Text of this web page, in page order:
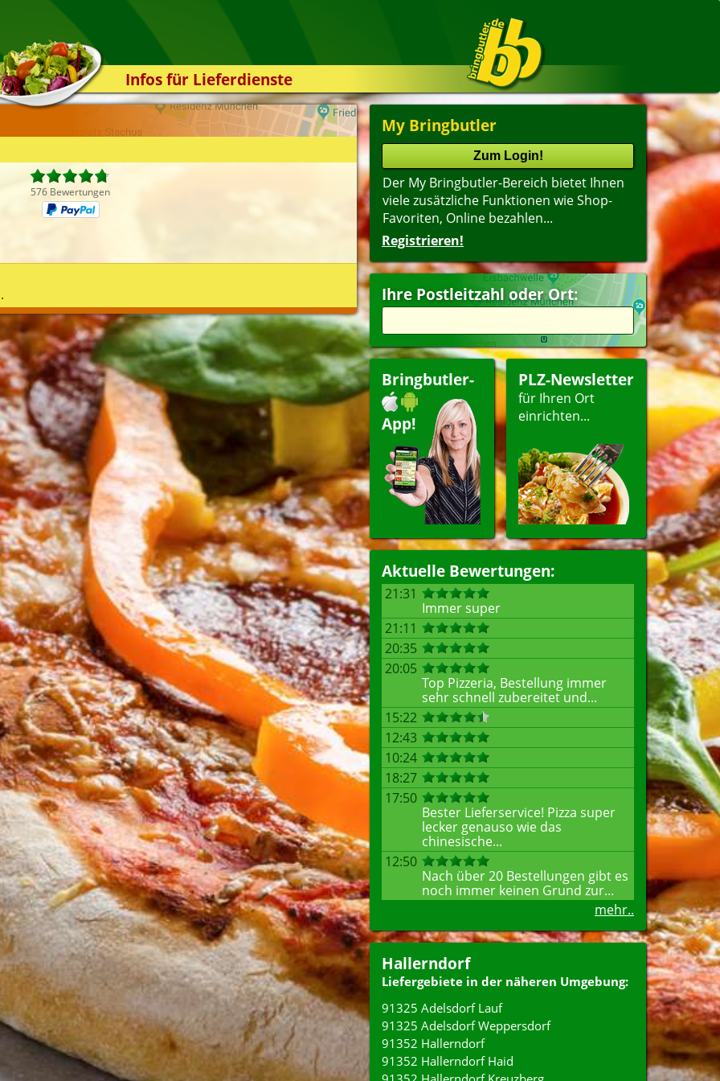
Infos für Lieferdienste
Kassensystem
Zuverlässigkeit
Styles
Kontakt
My Bringbutler
Der My Bringbutler-Bereich bietet Ihnen
viele zusätzliche Funktionen wie Shop-
Favoriten, Online bezahlen...
Registrieren!
Ihre Postleitzahl oder Ort:
Bringbutler-
App!
PLZ-Newsletter
für Ihren Ort
einrichten...
Aktuelle Bewertungen:
21:31
Immer super
21:11
20:35
20:05
Top Pizzeria, Bestellung immer
sehr schnell zubereitet und...
15:22
12:43
10:24
18:27
17:50
Bester Lieferservice! Pizza super
lecker genauso wie das
chinesische...
12:50
Nach über 20 Bestellungen gibt es
noch immer keinen Grund zur...
mehr..
Hallerndorf
Liefergebiete in der näheren Umgebung:
91325 Adelsdorf Lauf
91325 Adelsdorf Weppersdorf
91352 Hallerndorf
91352 Hallerndorf Haid
576 Bewertungen